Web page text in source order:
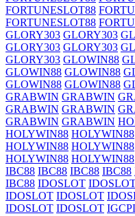
FORTUNESLOT88
FORTUNESLOT88
GLORY303 GLORY303
GLORY303 GLORY303
GLORY303 GLOWIN88
GLOWIN88 GLOWIN88
GLOWIN88 GLOWIN88
GRABWIN GRABWIN
GRABWIN GRABWIN
GRABWIN GRABWIN
HOLYWIN88 HOLYWIN88
HOLYWIN88 HOLYWIN88
HOLYWIN88 HOLYWIN88
IBC88 IBC88 IBC88 IBC88
IBC88 IDOSLOT
IDOSLOT IDOSLOT
IDOSLOT IDOSLOT